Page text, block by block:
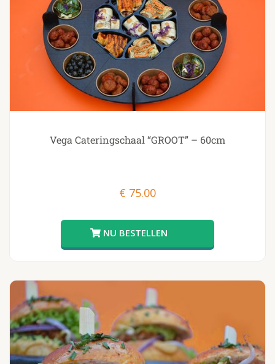
Vega Cateringschaal “GROOT” – 60cm
€ 75.00